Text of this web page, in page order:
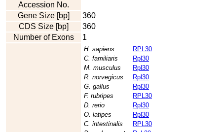
Accession No.
Gene Size [bp]
360
CDS Size [bp]
360
Number of Exons
1
H. sapiens
RPL30
C. familiaris
Rpl30
M. musculus
Rpl30
R. norvegicus
Rpl30
G. gallus
Rpl30
F. rubripes
RPL30
D. rerio
Rpl30
O. latipes
Rpl30
C. intestinalis
RPL30